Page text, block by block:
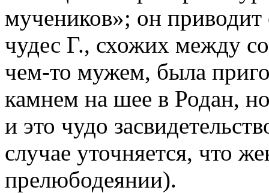
мучеников»; он
чудес Г., схожих между
чем-то мужем, была
камнем на шее в Родан,
и это чудо
случае уточняется, что
прелюбодеянии).